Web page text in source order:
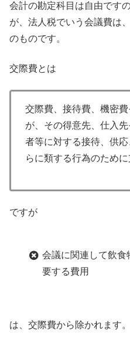
会計の勘定科目は自由です
が、法人税でいう会議費は
のものです。
交際費とは
交際費、接待費、機密
が、その得意先、仕入
者等に対する接待、供
らに類する行為のため
ですが
会議に関連して飲食
要する費用
は、交際費から除かれます。